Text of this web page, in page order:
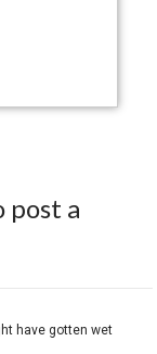
post a
have gotten wet